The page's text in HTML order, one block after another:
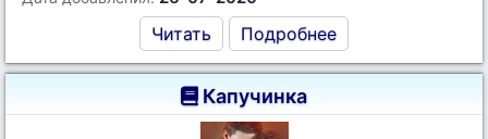
Читать Подробнее
Капучинка